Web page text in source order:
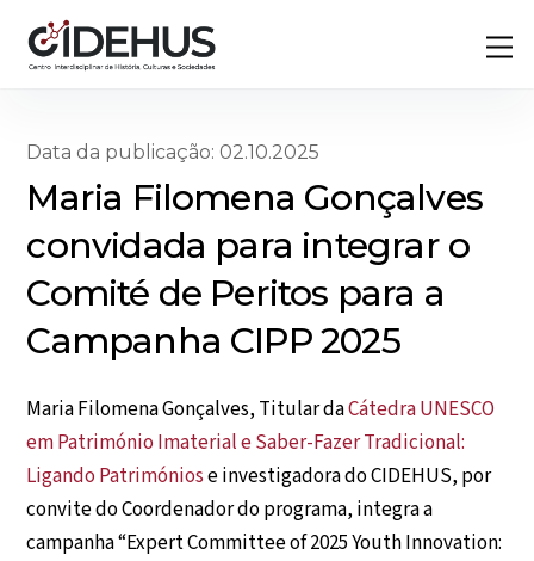
content
Data da publicação: 02.10.2025
Maria Filomena Gonçalves
convidada para integrar o
Comité de Peritos para a
Campanha CIPP 2025
Maria Filomena Gonçalves, Titular daCátedra UNESCO
em Património Imaterial e Saber-Fazer Tradicional:
Ligando Patrimóniose investigadora do CIDEHUS, por
convite do Coordenador do programa, integra a
campanha “Expert Committee of 2025 Youth Innovation: